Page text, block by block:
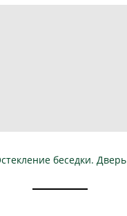
беседки. Дверь